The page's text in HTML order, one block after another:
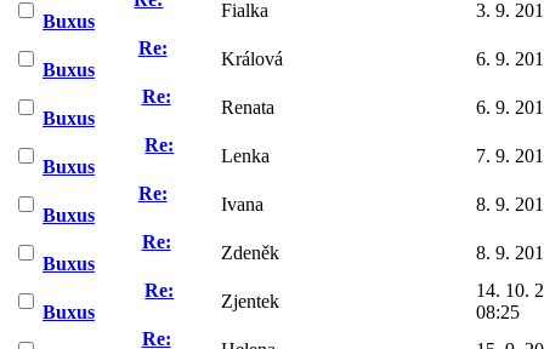
Buxus
Fialka
3. 9.
Re:
Buxus
Králová
6. 9.
Re:
Buxus
Renata
6. 9.
Re:
Buxus
Lenka
7. 9.
Re:
Buxus
Ivana
8. 9.
Re:
Buxus
Zdeněk
8. 9.
Re:
Buxus
Zjentek
14. 10.
08:25
Re: